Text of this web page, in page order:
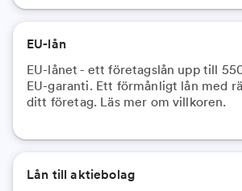
EU-lån
EU-lånet - ett företagslån upp till
EU-garanti. Ett förmånligt lån med
ditt företag. Läs mer om villkoren.
Lån till aktiebolag